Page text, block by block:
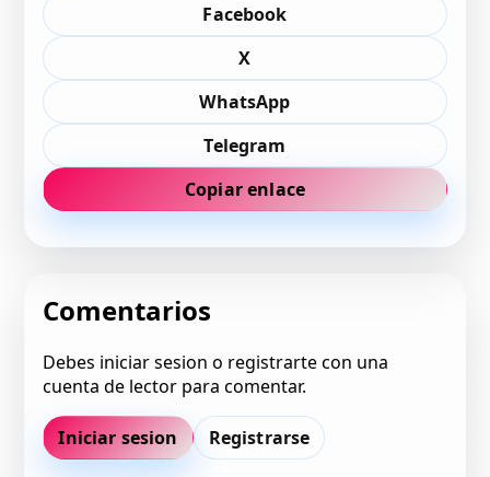
Facebook
X
WhatsApp
Telegram
Copiar enlace
Comentarios
Debes iniciar sesion o registrarte con una
cuenta de lector para comentar.
Iniciar sesion Registrarse